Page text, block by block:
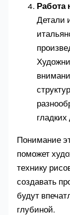
Работа
Детали
Понимание
поможет
технику
создавать
будут
глубиной.